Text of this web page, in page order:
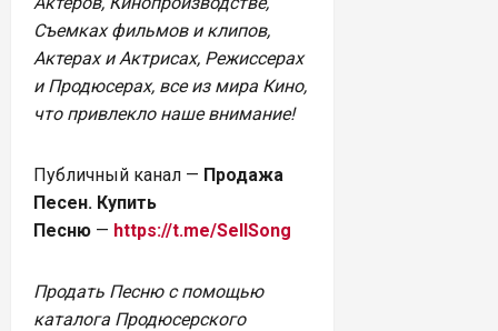
Съемках фильмов и клипов,
Актерах и Актрисах, Режиссерах
и Продюсерах, все из мира Кино,
что привлекло наше внимание!
Публичный канал — Продажа
Песен. Купить
Песню — https://t.me/SellSong
Продать Песню с помощью
каталога Продюсерского